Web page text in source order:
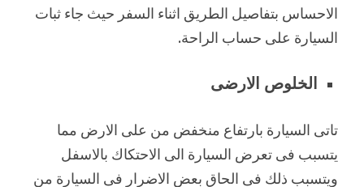
الاحساس بتفاصيل الطريق اثناء السفر حيث جاء ثبات
السيارة على حساب الراحة.
الخلوص الارضى
تاتى السيارة بارتفاع منخفض من على الارض مما
يتسبب فى تعرض السيارة الى الاحتكاك بالاسفل
ويتسبب ذلك فى الحاق بعض الاضرار فى السيارة من